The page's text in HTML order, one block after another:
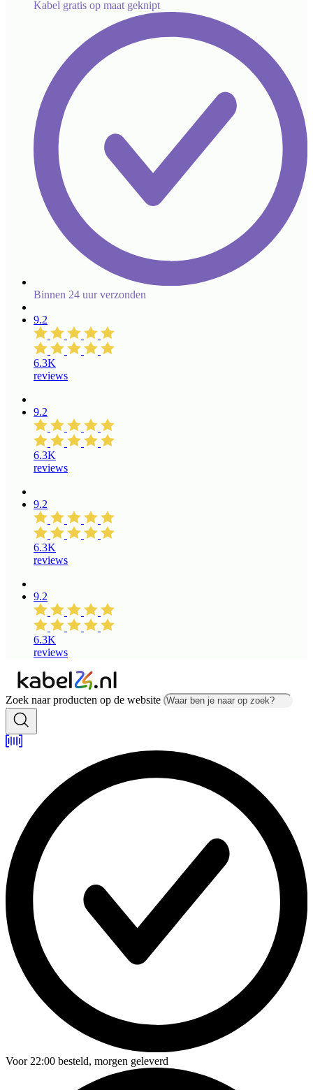
Kabel gratis op maat geknipt
Binnen 24 uur verzonden
9.2
6.3K
reviews
9.2
6.3K
reviews
9.2
6.3K
reviews
9.2
6.3K
reviews
Zoek naar producten op de website
Voor22:00 besteld, morgen geleverd